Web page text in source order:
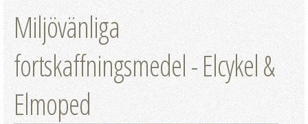
Miljövänliga
fortskaffningsmedel - Elcykel &
Elmoped